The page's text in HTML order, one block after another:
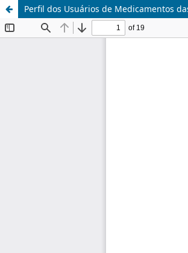
Perfil dos Usuários de Medicamentos